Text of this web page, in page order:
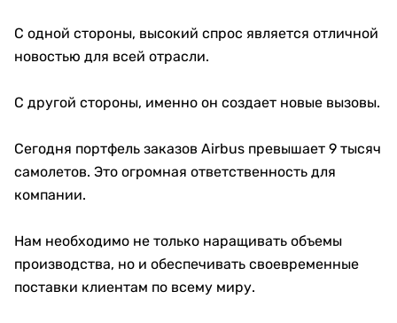
С одной стороны, высокий спрос является отличной
новостью для всей отрасли.
С другой стороны, именно он создает новые вызовы.
Сегодня портфель заказов Airbus превышает 9 тысяч
самолетов. Это огромная ответственность для
компании.
Нам необходимо не только наращивать объемы
производства, но и обеспечивать своевременные
поставки клиентам по всему миру.